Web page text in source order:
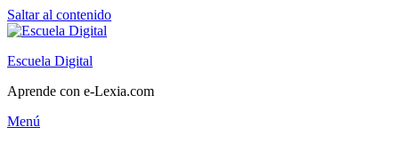
Saltar al contenido
Escuela Digital
Aprende con e-Lexia.com
Menú